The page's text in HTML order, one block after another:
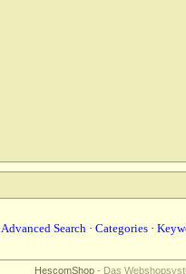
Advanced Search · Categories ·
HescomShop - Das